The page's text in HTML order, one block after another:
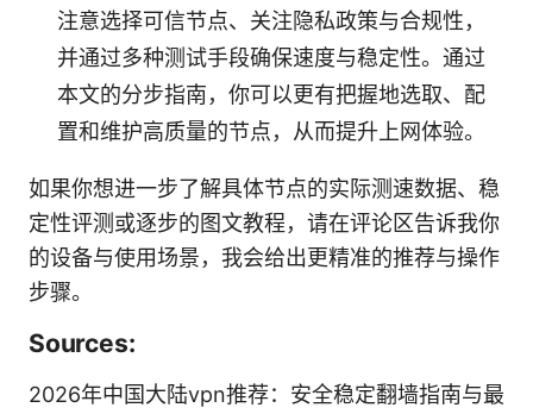
注意选择可信节点、关注隐私政策与合规性，
并通过多种测试手段确保速度与稳定性。通过
本文的分步指南，你可以更有把握地选取、配
置和维护高质量的节点，从而提升上网体验。
如果你想进一步了解具体节点的实际测速数据、稳
定性评测或逐步的图文教程，请在评论区告诉我你
的设备与使用场景，我会给出更精准的推荐与操作
步骤。
Sources:
2026年中国大陆vpn推荐：安全稳定翻墙指南与最